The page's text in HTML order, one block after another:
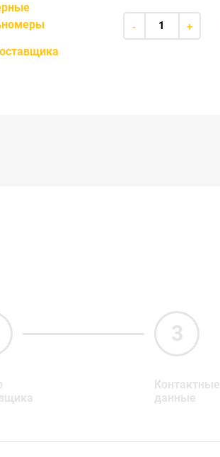
- +
Контактные
данные